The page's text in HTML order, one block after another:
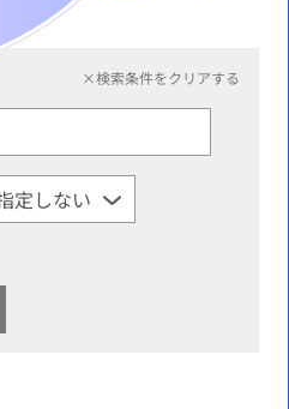
×検索条件をクリアする